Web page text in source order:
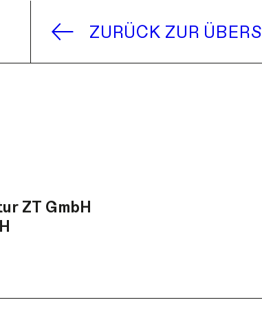
ZURÜCK ZUR
ZT GmbH